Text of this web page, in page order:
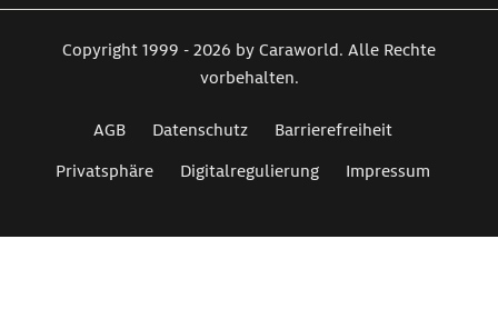
Copyright 1999 - 2026 by Caraworld. Alle Rechte
vorbehalten.
AGB Datenschutz
Barrierefreiheit
Privatsphäre
Digitalregulierung Impressum